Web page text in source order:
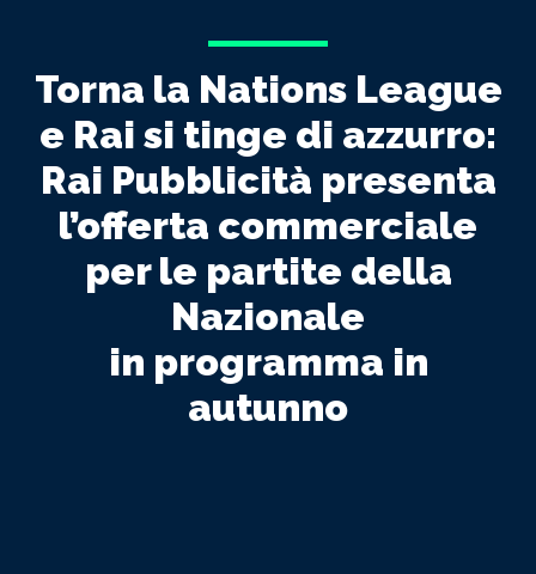
Torna la Nations League
e Rai si tinge di azzurro:
Rai Pubblicità presenta
l’offerta commerciale
per le partite della
Nazionale
in programma in
autunno